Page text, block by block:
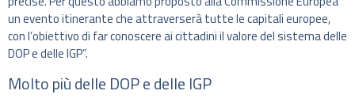
un evento itinerante che attraverserà tutte le capitali europee,
con l’obiettivo di far conoscere ai cittadini il valore del sistema delle
DOP e delle IGP”.
Molto più delle DOP e delle IGP